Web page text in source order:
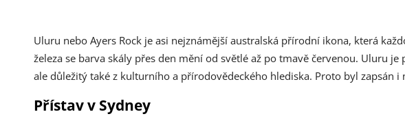
Uluru nebo Ayers Rock je asi nejznámější australská přírodní ikona, která
železa se barva skály přes den mění od světlé až po tmavě červenou. Uluru
ale důležitý také z kulturního a přírodovědeckého hlediska. Proto byl zapsán i
Přístav v Sydney